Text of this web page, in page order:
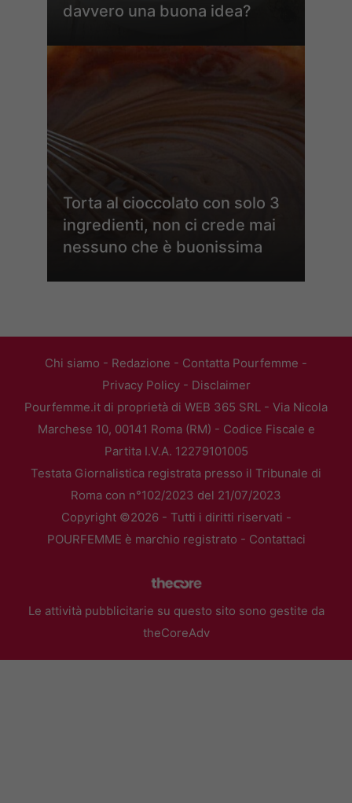
davvero una buona idea?
Torta al cioccolato con solo 3
ingredienti, non ci crede mai
nessuno che è buonissima
Chi siamo - Redazione - Contatta Pourfemme -
Privacy Policy- Disclaimer
Pourfemme.it di proprietà di WEB 365 SRL - Via Nicola
Marchese 10, 00141 Roma (RM) - Codice Fiscale e
Partita I.V.A. 12279101005
Testata Giornalistica registrata presso il Tribunale di
Roma con n°102/2023 del 21/07/2023
Copyright ©2026 - Tutti i diritti riservati -
POURFEMME è marchio registrato - Contattaci
Le attività pubblicitarie su questo sito sono gestite da
theCoreAdv